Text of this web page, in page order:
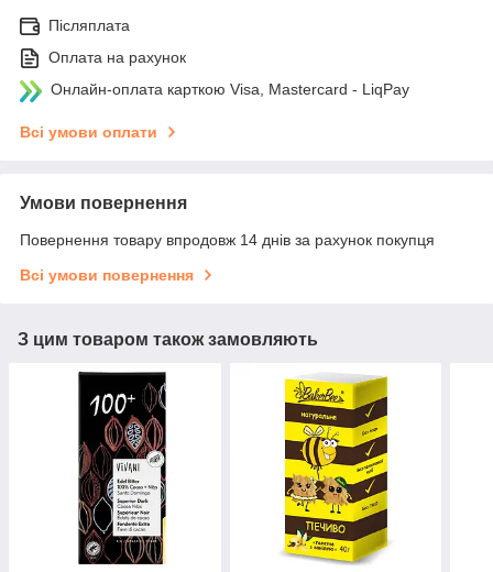
Післяплата
Оплата на рахунок
Онлайн-оплата карткою Visa, Mastercard - LiqPay
Всі умови оплати
Умови повернення
Повернення товару впродовж 14 днів за рахунок покупця
Всі умови повернення
З цим товаром також замовляють